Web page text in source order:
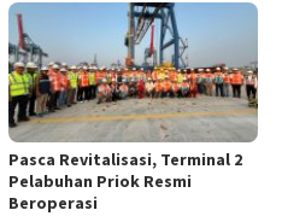
Pasca Revitalisasi, Terminal 2
Pelabuhan Priok Resmi
Beroperasi